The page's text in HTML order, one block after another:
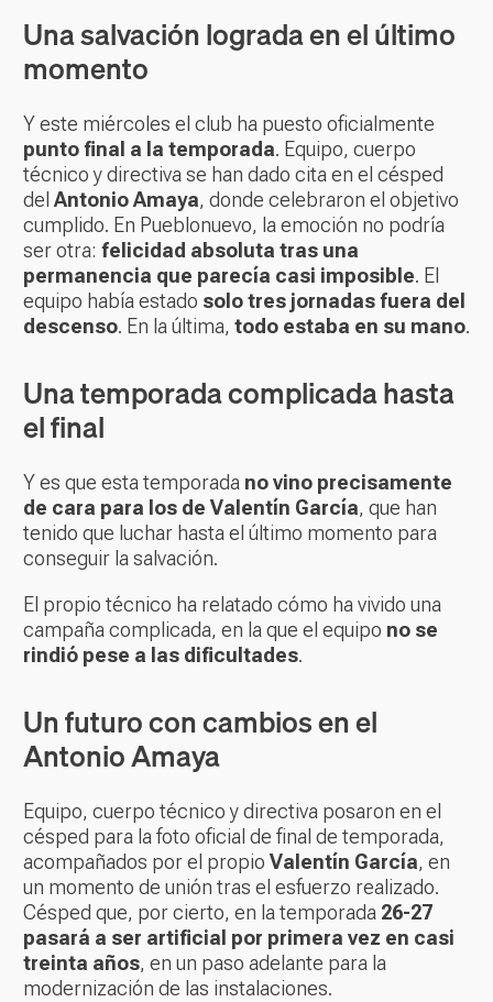
Una salvación lograda en el último
momento
Y este miércoles el club ha puesto oficialmente
punto final a la temporada. Equipo, cuerpo
técnico y directiva se han dado cita en el césped
del Antonio Amaya, donde celebraron el objetivo
cumplido. En Pueblonuevo, la emoción no podría
ser otra: felicidad absoluta tras una
permanencia que parecía casi imposible. El
equipo había estado solo tres jornadas fuera del
descenso. En la última, todo estaba en su mano.
Una temporada complicada hasta
el final
Y es que esta temporada no vino precisamente
de cara para los de Valentín García, que han
tenido que luchar hasta el último momento para
conseguir la salvación.
El propio técnico ha relatado cómo ha vivido una
campaña complicada, en la que el equipo no se
rindió pese a las dificultades.
Un futuro con cambios en el
Antonio Amaya
Equipo, cuerpo técnico y directiva posaron en el
césped para la foto oficial de final de temporada,
acompañados por el propio Valentín García, en
un momento de unión tras el esfuerzo realizado.
Césped que, por cierto, en la temporada 26-27
pasará a ser artificial por primera vez en casi
treinta años, en un paso adelante para la
modernización de las instalaciones.